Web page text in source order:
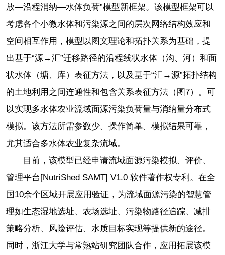
放—沿程消纳—水体负荷”模型新框架。该模型框架可以
考虑各个小微水体和污染源之间的层次网络结构效应和
空间相互作用，模型以图文理论和拓扑关系为基础，提
出基于“源→汇”迁移路径的沿程线状水体（沟、河）和面
状水体（塘、库）表征方法，以及基于“汇→源”拓扑结构
的土地利用之间连通性和包含关系表征方法（图7）。可
以实现多水体农业流域面源污染负荷量与消纳量分布式
模拟。该方法所需参数少、操作简单、模拟结果可靠，
尤其适合多水体农业复杂流域。
目前，该模型已经申请流域面源污染模拟、评价、
管理平台[NutriShed SAMT] V1.0 软件著作权专利。在全
国10余个区域开展应用验证，为流域面源污染的智慧管
理如生态湿地选址、农场选址、污染物路径追踪、减排
策略分析、风险评估、水质目标实现等提供新的途径。
同时，浙江大学与常熟站研究团队合作，应用拓展该模